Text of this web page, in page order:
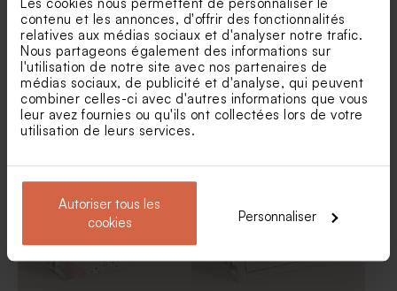
contenu et les annonces, d'offrir des fonctionnalités
relatives aux médias sociaux et d'analyser notre trafic.
Nous partageons également des informations sur
l'utilisation de notre site avec nos partenaires de
médias sociaux, de publicité et d'analyse, qui peuvent
combiner celles-ci avec d'autres informations que vous
leur avez fournies ou qu'ils ont collectées lors de votre
utilisation de leurs services.
Autoriser tous les
cookies
Personnaliser
Tube à bulles communion
vert eucalyptus
Boîte cadeaux invités DIY
communion vert
Contenant à dragées
communion en velours
eucalyptus
Étui à dragées communion
eucalyptus et prénom doré